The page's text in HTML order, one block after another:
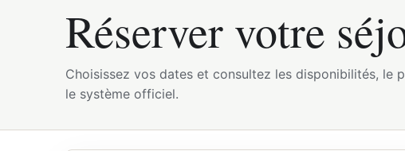
Réserver votre
Choisissez vos dates et consultez les disponibilités, le
le système officiel.